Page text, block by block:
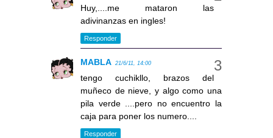
Huy,....me mataron las
adivinanzas en ingles!
Responder
MABLA 21/6/11, 14:00
tengo cuchikllo, brazos del
muñeco de nieve, y algo como una
pila verde ....pero no encuentro la
caja para poner los numero....
Responder